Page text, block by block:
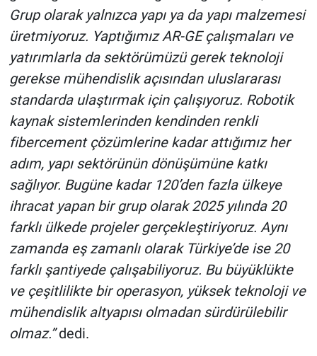
Grup olarak yalnızca yapı ya da yapı malzemesi
üretmiyoruz. Yaptığımız AR-GE çalışmaları ve
yatırımlarla da sektörümüzü gerek teknoloji
gerekse mühendislik açısından uluslararası
standarda ulaştırmak için çalışıyoruz. Robotik
kaynak sistemlerinden kendinden renkli
fibercement çözümlerine kadar attığımız her
adım, yapı sektörünün dönüşümüne katkı
sağlıyor. Bugüne kadar 120’den fazla ülkeye
ihracat yapan bir grup olarak 2025 yılında 20
farklı ülkede projeler gerçekleştiriyoruz. Aynı
zamanda eş zamanlı olarak Türkiye’de ise 20
farklı şantiyede çalışabiliyoruz. Bu büyüklükte
ve çeşitlilikte bir operasyon, yüksek teknoloji ve
mühendislik altyapısı olmadan sürdürülebilir
olmaz.”dedi.